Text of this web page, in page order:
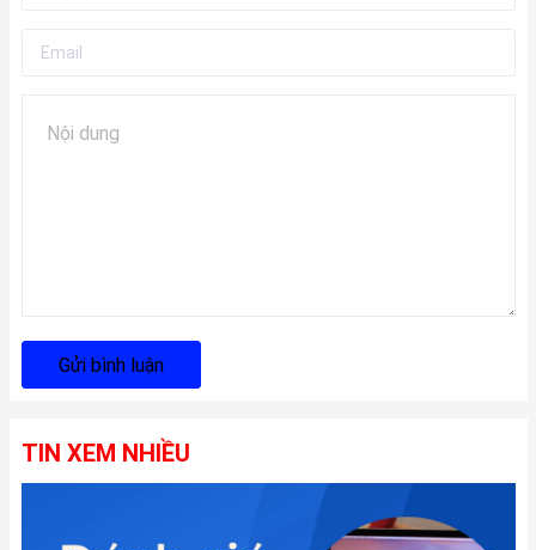
Gửi bình luận
TIN XEM NHIỀU